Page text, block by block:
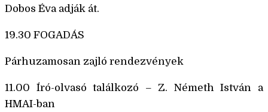
Dobos Éva adják át.
19.30 FOGADÁS
Párhuzamosan zajló rendezvények
11.00 Író-olvasó találkozó – Z. Németh István a
HMAI-ban